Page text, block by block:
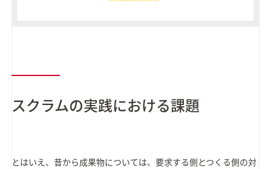
スクラムの実践における課題
とはいえ、昔から成果物については、要求する側とつくる側の対